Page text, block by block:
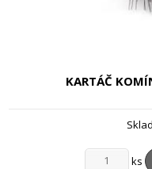
KARTÁČ
ks